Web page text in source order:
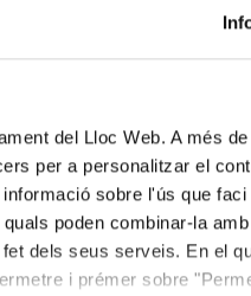
del Lloc Web. A més de
per a personalitzar el
sobre l'ús que faci
poden combinar-la
dels seus serveis. En el
i prémer sobre